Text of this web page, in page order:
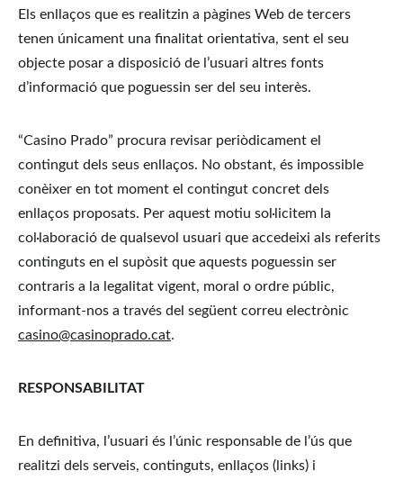
Els enllaços que es realitzin a pàgines Web de tercers
tenen únicament una finalitat orientativa, sent el seu
objecte posar a disposició de l’usuari altres fonts
d’informació que poguessin ser del seu interès.
“Casino Prado” procura revisar periòdicament el
contingut dels seus enllaços. No obstant, és impossible
conèixer en tot moment el contingut concret dels
enllaços proposats. Per aquest motiu sol·licitem la
col·laboració de qualsevol usuari que accedeixi als referits
continguts en el supòsit que aquests poguessin ser
contraris a la legalitat vigent, moral o ordre públic,
informant-nos a través del següent correu electrònic
casino@casinoprado.cat.
RESPONSABILITAT
En definitiva, l’usuari és l’únic responsable de l’ús que
realitzi dels serveis, continguts, enllaços (links) i